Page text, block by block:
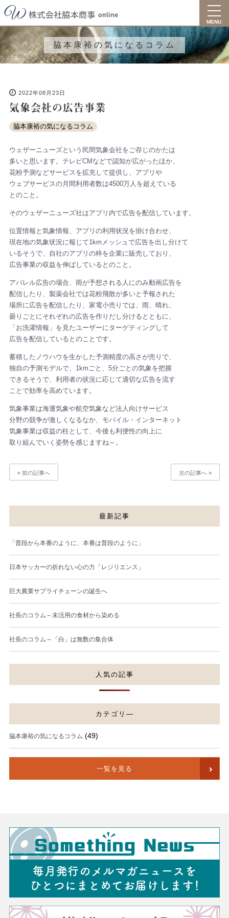
MENU
脇本康裕の気になるコラム
2022年08月23日
気象会社の広告事業
脇本康裕の気になるコラム
ウェザーニューズという民間気象会社をご存じのかたは
多いと思います。テレビCMなどで認知が広がったほか、
花粉予測などサービスを拡充して提供し、アプリや
ウェブサービスの月間利用者数は4500万人を超えている
とのこと。
そのウェザーニューズ社はアプリ内で広告を配信しています。
位置情報と気象情報、アプリの利用状況を掛け合わせ、
現在地の気象状況に報じて1kmメッシュで広告を出し分けて
いるそうで、自社のアプリの枠を企業に販売しており、
広告事業の収益を伸ばしているとのこと。
アパレル広告の場合、雨が予想される人にのみ動画広告を
配信したり、製薬会社では花粉飛散が多いと予報された
場所に広告を配信したり、家電小売りでは、雨、晴れ、
曇りごとにそれぞれの広告を作りだし分けるとともに、
「お洗濯情報」を見たユーザーにターゲティングして
広告を配信しているとのことです。
蓄積したノウハウを生かした予測精度の高さが売りで、
独自の予測モデルで、1kmごと、5分ごとの気象を把握
できるそうで、利用者の状況に応じて適切な広告を流す
ことで効率を高めています。
気象事業は海運気象や航空気象など法人向けサービス
分野の競争が激しくなるなか、モバイル・インターネット
気象事業は収益の柱として、今後も利便性の向上に
取り組んでいく姿勢を感じますね～。
« 前の記事へ 次の記事へ »
最新記事
「普段から本番のように、本番は普段のように」
日本サッカーの折れない心の力「レジリエンス」
巨大農業サプライチェーンの誕生へ
社長のコラム～未活用の食材から染める
社長のコラム～「白」は無数の集合体
人気の記事
カテゴリ―
脇本康裕の気になるコラム (49)
一覧を見る